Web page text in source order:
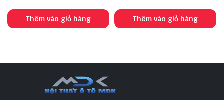
Thêm vào giỏ hàng Thêm vào giỏ hàng